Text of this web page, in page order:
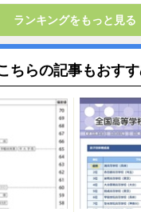
ランキングをもっと見る
ちらの記事もおす